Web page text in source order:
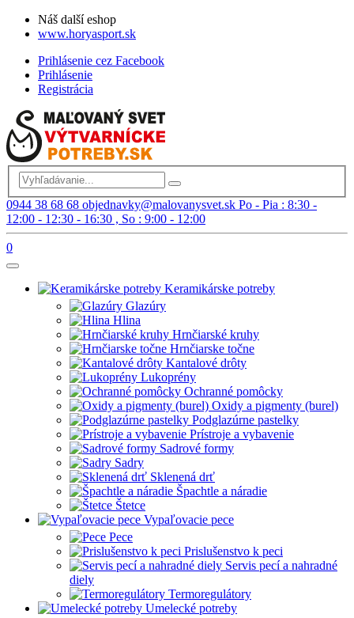
Náš další eshop
www.horyasport.sk
Prihlásenie cez Facebook
Prihlásenie
Registrácia
0944 38 68 68 objednavky@malovanysvet.sk Po - Pia : 8:30 -
12:00 - 12:30 - 16:30 , So : 9:00 - 12:00
0
Keramikárske potreby
Glazúry
Hlina
Hrnčiarské kruhy
Hrnčiarske točne
Kantalové drôty
Lukoprény
Ochranné pomôcky
Oxidy a pigmenty (burel)
Podglazúrne pastelky
Prístroje a vybavenie
Sadrové formy
Sadry
Sklenená drť
Špachtle a náradie
Štetce
Vypaľovacie pece
Pece
Prislušenstvo k peci
Servis pecí a nahradné
diely
Termoregulátory
Umelecké potreby